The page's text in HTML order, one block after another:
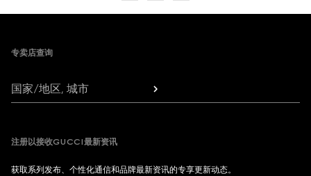
专卖店查询
国家/地区, 城市
注册以接收GUCCI最新资讯
获取系列发布、个性化通信和品牌最新资讯的专享更新动态。